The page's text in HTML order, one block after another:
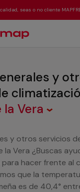
seas o no cliente
y
Vera
y otros servicios
la Vera ¿Buscas
hacer frente al
que la
es de 40,4°